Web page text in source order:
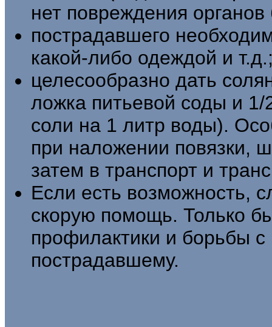
нет повреждения
пострадавшего
какой-либо одеждой и
целесообразно дать
ложка питьевой соды и
соли на 1 литр воды).
при наложении повязки,
затем в транспорт и
Если есть возможность,
скорую помощь. Только
профилактики и борьбы
пострадавшему.